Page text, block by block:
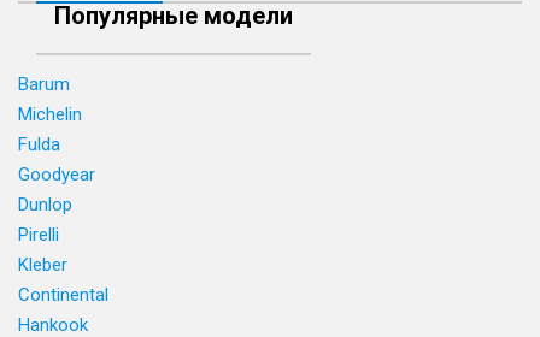
Популярные модели
Barum
Michelin
Fulda
Goodyear
Dunlop
Pirelli
Kleber
Continental
Hankook